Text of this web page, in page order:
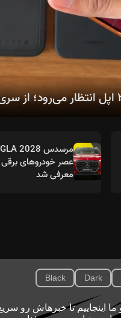
عصر خودروهای برقی
معرفی شد
Dark
Black